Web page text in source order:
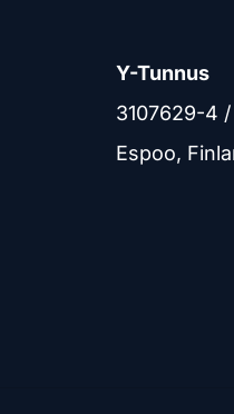
Y-Tunnus
3107629-4
Espoo,